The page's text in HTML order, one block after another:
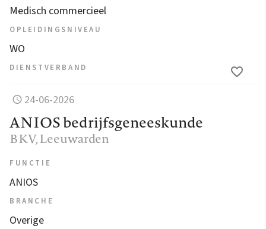
Medisch commercieel
OPLEIDINGSNIVEAU
WO
DIENSTVERBAND
24-06-2026
ANIOS bedrijfsgeneeskunde
BKV, Leeuwarden
FUNCTIE
ANIOS
BRANCHE
Overige